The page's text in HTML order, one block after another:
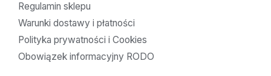
Regulamin sklepu
Warunki dostawy i płatności
Polityka prywatności i Cookies
Obowiązek informacyjny RODO